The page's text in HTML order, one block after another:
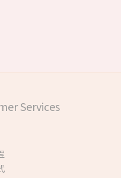
Services